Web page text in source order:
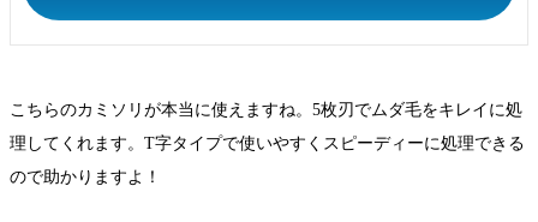
こちらのカミソリが本当に使えますね。5枚刃でムダ毛をキレイに処
理してくれます。T字タイプで使いやすくスピーディーに処理できる
ので助かりますよ！